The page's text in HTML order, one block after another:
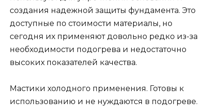
создания надежной защиты фундамента. Это
доступные по стоимости материалы, но
сегодня их применяют довольно редко из-за
необходимости подогрева и недостаточно
высоких показателей качества.
Мастики холодного применения. Готовы к
использованию и не нуждаются в подогреве.